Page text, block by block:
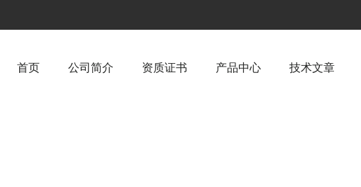
首页 公司简介 资质证书 产品中心 技术文章